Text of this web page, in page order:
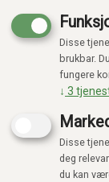
Produkter
Kategorier
Disse
brukbar.
fungere
↓ 3
Disse
deg
du kan